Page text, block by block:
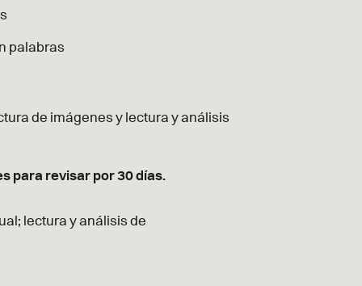
palabras
de imágenes y lectura y análisis
para revisar por 30 días.
lectura y análisis de